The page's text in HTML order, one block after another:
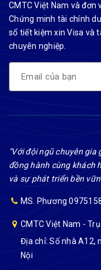
CMTC Việt Nam và đơn
Chứng minh tài chính
sổ tiết kiệm xin Visa và
chuyên nghiệp.
"Với đội ngũ chuyên
đồng hành cùng khách
và sự phát triển bền
MS. Phương
CMTC Việt Nam -
Địa chỉ: Số nhà A12,
Nội